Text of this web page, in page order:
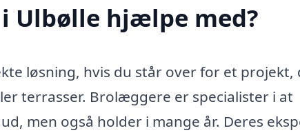
Ulbølle hjælpe med?
løsning, hvis du står over for et projekt,
terrasser. Brolæggere er specialister i at
men også holder i mange år. Deres